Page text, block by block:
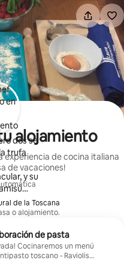
alojamiento
experiencia de cocina italiana
de vacaciones!
de la Toscana
o alojamiento.
de pasta
Cocinaremos un menú
toscano - Raviolis
- Mi tiramisú
dos se
trufa
y su
mejor que la
la noche,
en la
comida,
genial y